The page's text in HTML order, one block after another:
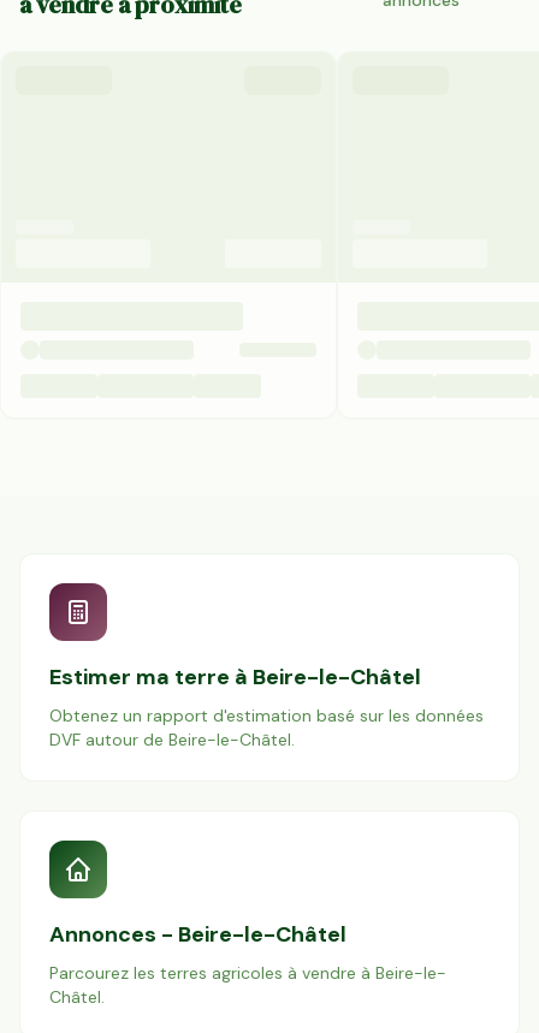
Estimer ma terre à Beire-le-Châtel
Obtenez un rapport d'estimation basé sur les données
DVF autour de Beire-le-Châtel.
Annonces - Beire-le-Châtel
Parcourez les terres agricoles à vendre à Beire-le-
Châtel.